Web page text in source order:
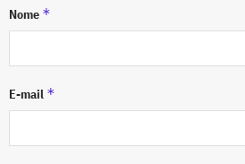
Nome *
E-mail *